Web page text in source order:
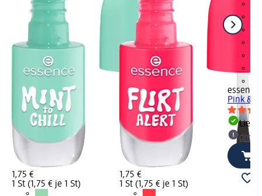
1,75 €
1 St (1,75 € je 1 St)
1,75 €
1 St (1,75 € je 1 St)
essence
Pink &
dm